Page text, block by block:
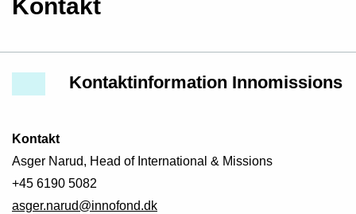
Kontakt
Kontaktinformation Innomissions
Kontakt
Asger Narud, Head of International & Missions
+45 6190 5082
asger.narud@innofond.dk